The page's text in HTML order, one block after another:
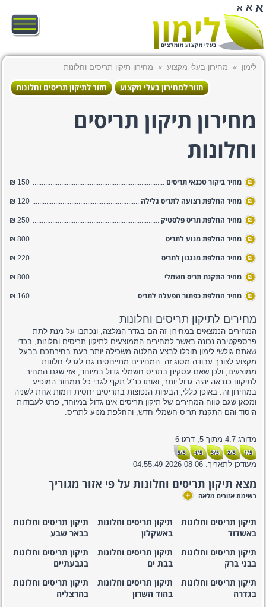
א א א
בעלי מקצוע מומלצים
לימון » מחירון בעלי מקצוע » מחירון תיקון תריסים וחלונות
חזור לתיקון תריסים וחלונות חזור למחירון בעלי מקצוע
מחירון תיקון תריסים
וחלונות
₪ מחיר ביקור טכנאי תריסים 150 ₪
₪ מחיר החלפת רצועה לתריס גלילה 120 ₪
₪ מחיר החלפת תריס פלסטיק 250 ₪
₪ מחיר החלפת מנוע לתריס 800 ₪
₪ מחיר החלפת מנגנון לתריס 220 ₪
₪ מחיר התקנת תריס חשמלי 800 ₪
₪ מחיר החלפת כפתור הפעלה לתריס 160 ₪
מחירים לתיקון תריסים וחלונות
המחירים הנמצאים במחירון זה הם בגדר המלצה, ונכתבו על מנת לתת
פרספקטיבה נכונה באשר למחירים הממוצעים לתיקון תריסים וחלונות, בכדי
שאתם גולשי לימון תוכלו לבצע החלטה משכילה יותר בעת בחירתכם בבעל
מקצוע לצורך עבודה מסוג זה. המחירים מתייחסים גם לגדלי חלונות
ממוצעים, ולכן שאם עסקינן בתריס חשמלי גדול במיוחד, אזי שגם המחיר
לתיקונו כנראה יהיה גדול יותר, ואותו כנ"ל תקף לגבי כל תמחור המופיע
במחירון זה. באופן כללי, הבעיות הנפוצות בתריסים יחסית דומות אחת לשניה
ומכאן שגם טווח המחירים של תיקון תריסים אינו גדול במיוחד, פרט לעבודות
היסוד והם התקנת תריס חשמלי חדש, והחלפת מנוע לתריס.
מדורג4.7 מתוך5, דרגו6
1/5
2/5
3/5
4/5
5/5
מעודכן לתאריך:2026-08-06 04:55:49
מצא תיקון תריסים וחלונות על פי אזור מגוריך
רשימת אזורים מלאה +
תיקון תריסים וחלונות
באשדוד
תיקון תריסים וחלונות
באשקלון
תיקון תריסים וחלונות
בבאר שבע
תיקון תריסים וחלונות
בבני ברק
תיקון תריסים וחלונות
בבת ים
תיקון תריסים וחלונות
בגבעתיים
תיקון תריסים וחלונות
בגדרה
תיקון תריסים וחלונות
בהוד השרון
תיקון תריסים וחלונות
בהרצליה